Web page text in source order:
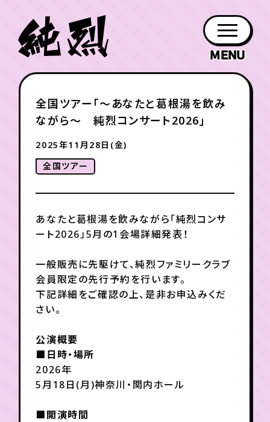
お知らせ
NEWS
日程
SCHEDULE
チケット
TICKET
紹介
PROFILE
作品
DISCOGRAPHY
日記
BLOG
グッズ
GOODS
ホーム
ファン
クラブ
会員登録
チケット お知らせ ムービー
会員登録 ログイン
チケット
全国ツアー「〜あなたと葛根湯を飲み
ながら〜 純烈コンサート2026」
2025年11月28日(金)
全国ツアー
あなたと葛根湯を飲みながら「純烈コンサ
ート2026」5月の1会場詳細発表！
一般販売に先駆けて、純烈ファミリークラブ
会員限定の先行予約を行います。
下記詳細をご確認の上、是非お申込みくだ
さい。
公演概要
■日時・場所
2026年
5月18日(月)神奈川・関内ホール
■開演時間